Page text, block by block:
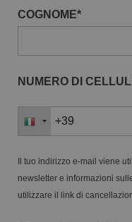
COGNOME*
NUMERO DI
Il tuo indirizzo e-mail viene
newsletter e informazioni
utilizzare il link di